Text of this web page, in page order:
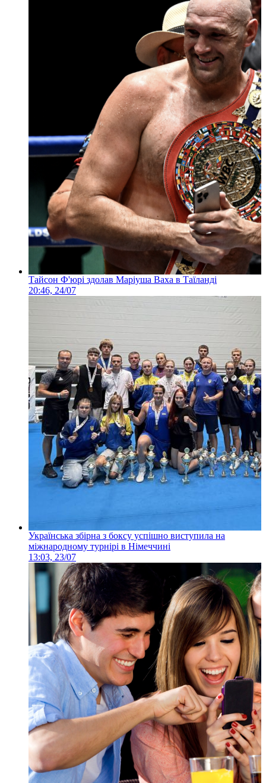
Тайсон Ф'юрі здолав Маріуша Ваха в Таїланді
20:46, 24/07
Українська збірна з боксу успішно виступила на
міжнародному турнірі в Німеччині
13:03, 23/07